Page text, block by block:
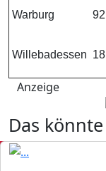
Warburg 92
Willebadessen 18
Anzeige
Das